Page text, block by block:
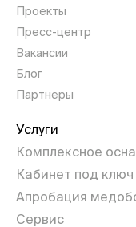
Проекты
Пресс-центр
Вакансии
Блог
Партнеры
Услуги
Комплексное
Кабинет под ключ
Апробация
Сервис